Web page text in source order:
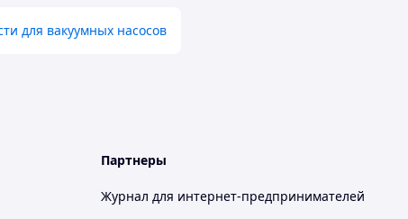
для вакуумных насосов
Партнеры
Журнал для интернет-предпринимателей